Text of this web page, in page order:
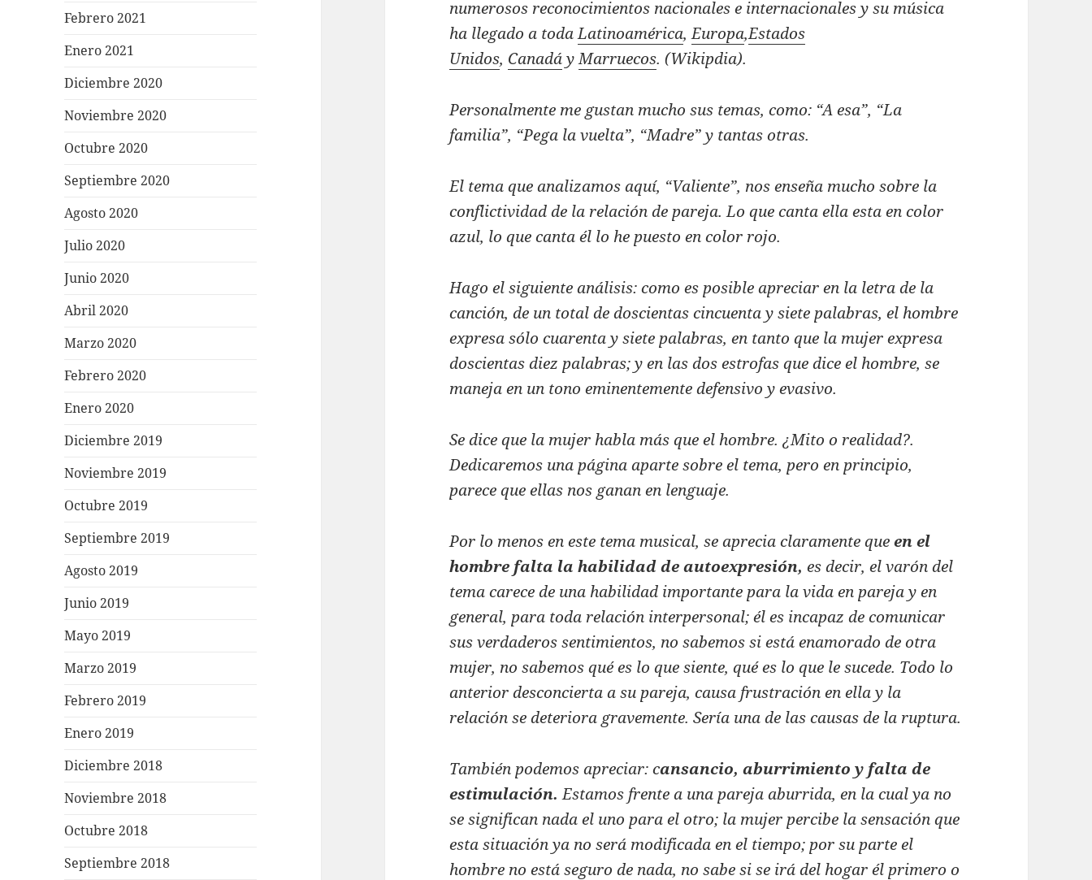
Febrero 2021
Enero 2021
Diciembre 2020
Noviembre 2020
Octubre 2020
Septiembre 2020
Agosto 2020
Julio 2020
Junio 2020
Abril 2020
Marzo 2020
Febrero 2020
Enero 2020
Diciembre 2019
Noviembre 2019
Octubre 2019
Septiembre 2019
Agosto 2019
Junio 2019
Mayo 2019
Marzo 2019
Febrero 2019
Enero 2019
Diciembre 2018
Noviembre 2018
Octubre 2018
Septiembre 2018
numerosos reconocimientos nacionales e internacionales y su música
ha llegado a todaLatinoamérica,Europa,Estados
Unidos, CanadáyMarruecos. (Wikipdia).
Personalmente me gustan mucho sus temas, como: “A esa”, “La
familia”, “Pega la vuelta”, “Madre” y tantas otras.
El tema que analizamos aquí, “Valiente”, nos enseña mucho sobre la
conflictividad de la relación de pareja. Lo que canta ella esta en color
azul, lo que canta él lo he puesto en color rojo.
Hago el siguiente análisis: como es posible apreciar en la letra de la
canción, de un total de doscientas cincuenta y siete palabras, el hombre
expresa sólo cuarenta y siete palabras, en tanto que la mujer expresa
doscientas diez palabras; y en las dos estrofas que dice el hombre, se
maneja en un tono eminentemente defensivo y evasivo.
Se dice que la mujer habla más que el hombre. ¿Mito o realidad?.
Dedicaremos una página aparte sobre el tema, pero en principio,
parece que ellas nos ganan en lenguaje.
Por lo menos en este tema musical, se aprecia claramente queen el
hombre falta la habilidad de autoexpresión,es decir, el varón del
tema carece de una habilidad importante para la vida en pareja y en
general, para toda relación interpersonal; él es incapaz de comunicar
sus verdaderos sentimientos, no sabemos si está enamorado de otra
mujer, no sabemos qué es lo que siente, qué es lo que le sucede. Todo lo
anterior desconcierta a su pareja, causa frustración en ella y la
relación se deteriora gravemente. Sería una de las causas de la ruptura.
También podemos apreciar: cansancio, aburrimiento y falta de
estimulación.Estamos frente a una pareja aburrida, en la cual ya no
se significan nada el uno para el otro; la mujer percibe la sensación que
esta situación ya no será modificada en el tiempo; por su parte el
hombre no está seguro de nada, no sabe si se irá del hogar él primero o